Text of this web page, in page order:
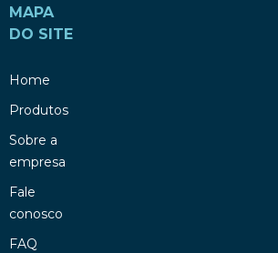
MAPA
DO SITE
Home
Produtos
Sobre a
empresa
Fale
conosco
FAQ